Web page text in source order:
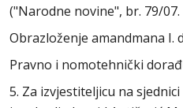
("Narodne novine", br. 79/07.
Obrazloženje amandmana I.
Pravno i nomotehnički
5. Za izvjestiteljicu na